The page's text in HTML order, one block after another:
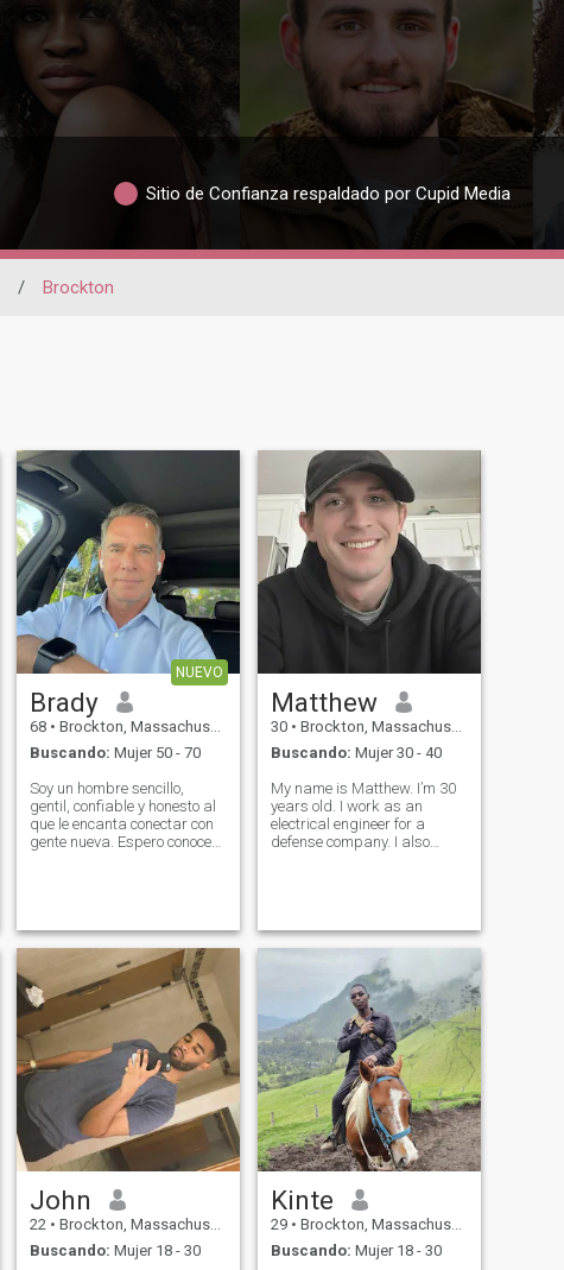
Sitio de Confianza respaldado por Cupid Media
/ Brockton
NUEVO
Brady
68 • Brockton, Massachusetts, Estados Unidos
Buscando: Mujer 50 - 70
Soy un hombre sencillo,
gentil, confiable y honesto al
que le encanta conectar con
gente nueva. Espero conocer
amigos me describen como
leal, positivo, cariñoso,
generoso, cálido y relajado.
Estoy listo para disfrutar de
la vida al máximo con
alguien especial. Nada que
perder, todo para ganar.
¡Envíame un mensaje!
Matthew
30 • Brockton, Massachusetts, Estados Unidos
Buscando: Mujer 30 - 40
My name is Matthew. I’m 30
years old. I work as an
electrical engineer for a
defense company. I also
serve six years in United
States Marine Co
John
22 • Brockton, Massachusetts, Estados Unidos
Buscando: Mujer 18 - 30
Kinte
29 • Brockton, Massachusetts, Estados Unidos
Buscando: Mujer 18 - 30